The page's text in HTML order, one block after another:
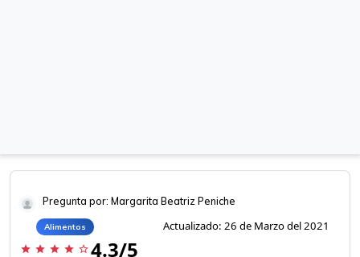
Pregunta por: Margarita Beatriz Peniche
Alimentos Actualizado: 26 de Marzo del 2021
star star star star star_border 4.3/5